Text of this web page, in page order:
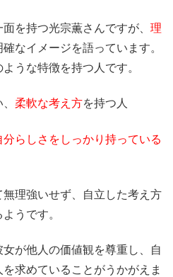
を持つ光宗薫さんですが、 理
なイメージを語っています。
うな特徴を持つ人です。
柔軟な考え方を持つ人
分らしさをしっかり持っている
理強いせず、自立した考え方
うです。
が他人の価値観を尊重し、自
求めていることがうかがえま